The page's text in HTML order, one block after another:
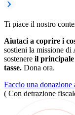
Ti piace il nostro
Aiutaci a coprire i
sostieni la missione
sostenere il principale
tasse. Dona ora.
Faccio una donazione
( Con detrazione